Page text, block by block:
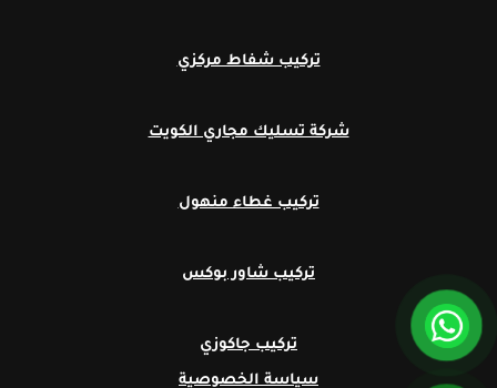
تركيب شفاط مركزي
شركة تسليك مجاري الكويت
تركيب غطاء منهول
تركيب شاور بوكس
تركيب جاكوزي
سياسة الخصوصية